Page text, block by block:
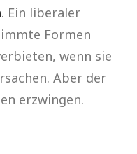
. Ein liberaler
Formen
wenn sie
Aber der
erzwingen.